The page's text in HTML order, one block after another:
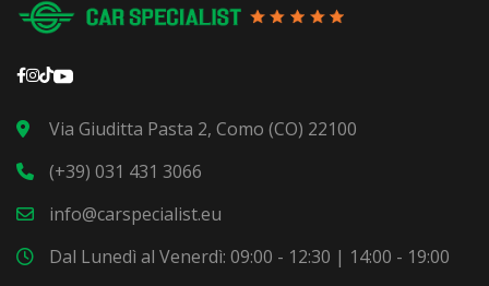
Via Giuditta Pasta 2, Como (CO) 22100
(+39) 031 431 3066
info@carspecialist.eu
Dal Lunedì al Venerdì: 09:00 - 12:30 | 14:00 - 19:00